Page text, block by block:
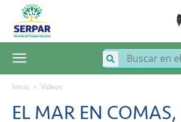
SERPAR
Servicio
de
Parques
Inicio Videos
EL MAR EN COMAS,